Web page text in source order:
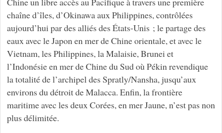
chaîne d’îles, d’Okinawa aux Philippines, contrôlées
aujourd’hui par des alliés des États-Unis ; le partage des
eaux avec le Japon en mer de Chine orientale, et avec le
Vietnam, les Philippines, la Malaisie, Brunei et
l’Indonésie en mer de Chine du Sud où Pékin revendique
la totalité de l’archipel des Spratly/Nansha, jusqu’aux
environs du détroit de Malacca. Enfin, la frontière
maritime avec les deux Corées, en mer Jaune, n’est pas non
plus délimitée.